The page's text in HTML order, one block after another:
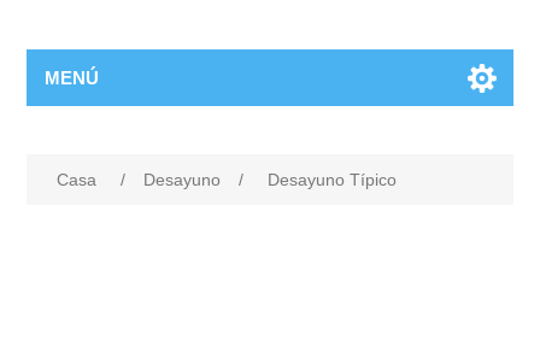
MENÚ
Casa / Desayuno / Desayuno Típico